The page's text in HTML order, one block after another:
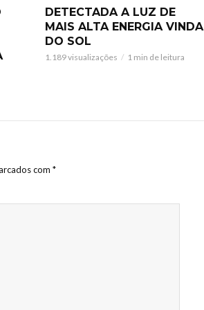
DETECTADA A LUZ DE
MAIS ALTA ENERGIA VINDA
DO SOL
1.189 visualizações 1 min de leitura
com *